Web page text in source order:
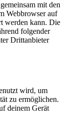
mit den
Webbrowser auf
werden kann. Die
folgender
Drittanbieter
wird, um
zu ermöglichen.
deinem Gerät